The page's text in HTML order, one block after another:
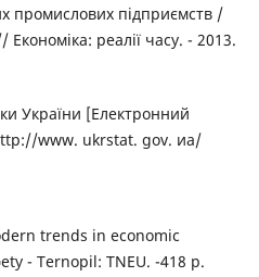
промислових підприємств /
реалії часу. - 2013.
України [Електронний
www. ukrstat. gov. иа/
trends in economic
- Ternopil: TNEU. -418 p.